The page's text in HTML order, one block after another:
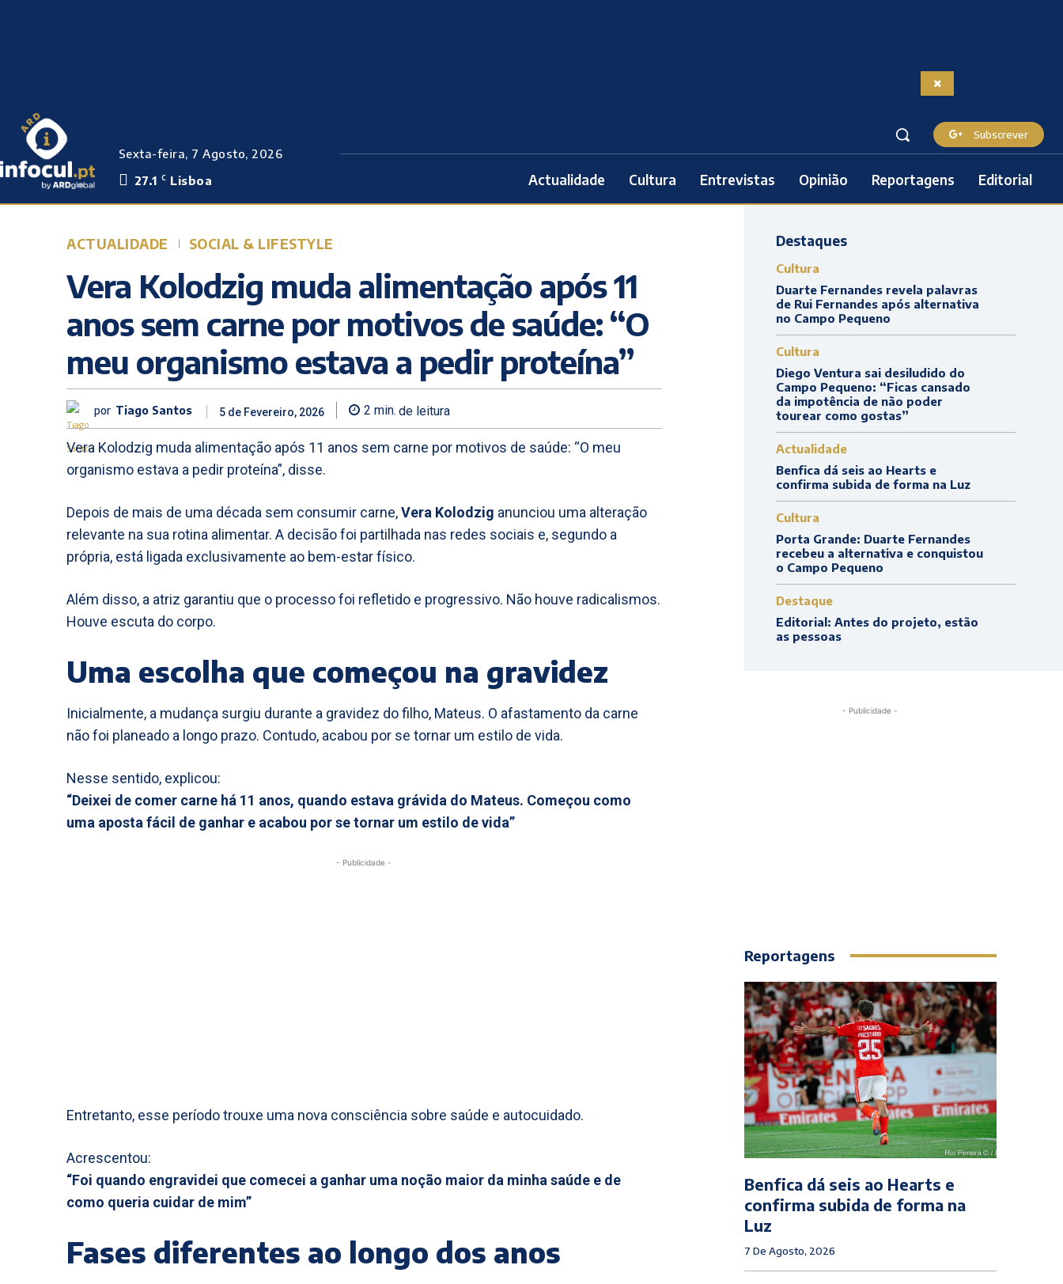
Sexta-feira, 7 Agosto, 2026
27.1 C Lisboa
Subscrever
Actualidade Cultura Entrevistas Opinião Reportagens Editorial
ACTUALIDADE SOCIAL & LIFESTYLE
Vera Kolodzig muda alimentação após 11
anos sem carne por motivos de saúde: “O
meu organismo estava a pedir proteína”
por Tiago Santos 5 de Fevereiro, 2026 2 min. de leitura
Vera Kolodzig muda alimentação após 11 anos sem carne por motivos de saúde: “O meu
organismo estava a pedir proteína”, disse.
Depois de mais de uma década sem consumir carne,Vera Kolodzig anunciou uma alteração
relevante na sua rotina alimentar. A decisão foi partilhada nas redes sociais e, segundo a
própria, está ligada exclusivamente ao bem-estar físico.
Além disso, a atriz garantiu que o processo foi refletido e progressivo. Não houve radicalismos.
Houve escuta do corpo.
Uma escolha que começou na gravidez
Inicialmente, a mudança surgiu durante a gravidez do filho, Mateus. O afastamento da carne
não foi planeado a longo prazo. Contudo, acabou por se tornar um estilo de vida.
Nesse sentido, explicou:
“Deixei de comer carne há 11 anos, quando estava grávida do Mateus. Começou como
uma aposta fácil de ganhar e acabou por se tornar um estilo de vida”
- Publicidade -
Entretanto, esse período trouxe uma nova consciência sobre saúde e autocuidado.
Acrescentou:
“Foi quando engravidei que comecei a ganhar uma noção maior da minha saúde e de
como queria cuidar de mim”
Fases diferentes ao longo dos anos
Destaques
Cultura
Duarte Fernandes revela palavras
de Rui Fernandes após alternativa
no Campo Pequeno
Cultura
Diego Ventura sai desiludido do
Campo Pequeno: “Ficas cansado
da impotência de não poder
tourear como gostas”
Actualidade
Benfica dá seis ao Hearts e
confirma subida de forma na Luz
Cultura
Porta Grande: Duarte Fernandes
recebeu a alternativa e conquistou
o Campo Pequeno
Destaque
Editorial: Antes do projeto, estão
as pessoas
- Publicidade -
Reportagens
Benfica dá seis ao Hearts e
confirma subida de forma na
Luz
7 De Agosto, 2026